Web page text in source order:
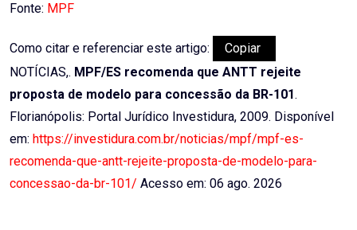
Fonte: MPF
Como citar e referenciar este artigo:
Copiar
NOTÍCIAS,. MPF/ES recomenda que ANTT rejeite
proposta de modelo para concessão da BR-101.
Florianópolis: Portal Jurídico Investidura, 2009. Disponível
em: https://investidura.com.br/noticias/mpf/mpf-es-
recomenda-que-antt-rejeite-proposta-de-modelo-para-
concessao-da-br-101/ Acesso em: 06 ago. 2026